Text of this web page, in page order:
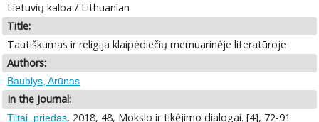
Lietuvių kalba / Lithuanian
Title:
Tautiškumas ir religija klaipėdiečių memuarinėje literatūroje
Authors:
Baublys, Arūnas
In the Journal:
Tiltai. priedas, 2018, 48, Mokslo ir tikėjimo dialogai. [4], 72-91